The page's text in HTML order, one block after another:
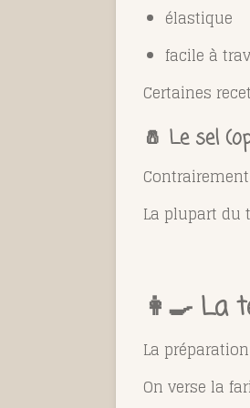
élastique
facile à
Certaines
🧂 Le sel
La plupart du
👩‍🍳 La
La
On verse la